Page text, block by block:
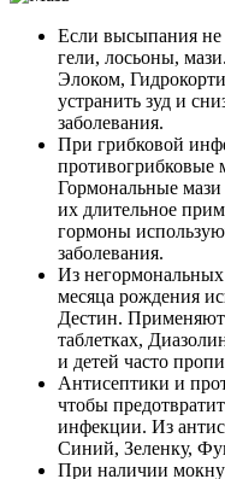
Если высыпания
гели, лосьоны,
Элоком,
устранить зуд и
заболевания.
При грибковой
противогрибковые
Гормональные
их длительное
гормоны
заболевания.
Из негормональных
месяца рождения
Дестин.
таблетках,
и детей часто
Антисептики и
чтобы
инфекции. Из
Синий, Зеленку,
При наличии